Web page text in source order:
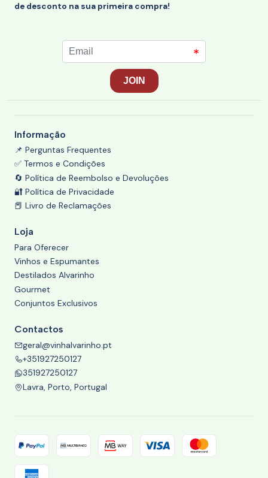
de desconto na sua primeira compra!
Informação
📌 Perguntas Frequentes
✅ Termos e Condições
🔄 Política de Reembolso e Devoluções
🔐 Política de Privacidade
📕 Livro de Reclamações
Loja
Para Oferecer
Vinhos e Espumantes
Destilados Alvarinho
Gourmet
Conjuntos Exclusivos
Contactos
geral@vinhalvarinho.pt
+351927250127
351927250127
Lavra, Porto, Portugal